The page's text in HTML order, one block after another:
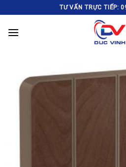
to
content
TƯ VẤN TRỰC TIẾP: